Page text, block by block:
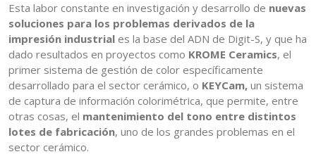
Esta labor constante en investigación y desarrollo de nuevas
soluciones para los problemas derivados de la
impresión industrial es la base del ADN de Digit-S, y que ha
dado resultados en proyectos como KROME Ceramics, el
primer sistema de gestión de color específicamente
desarrollado para el sector cerámico, o KEYCam, un sistema
de captura de información colorimétrica, que permite, entre
otras cosas, el mantenimiento del tono entre distintos
lotes de fabricación, uno de los grandes problemas en el
sector cerámico.